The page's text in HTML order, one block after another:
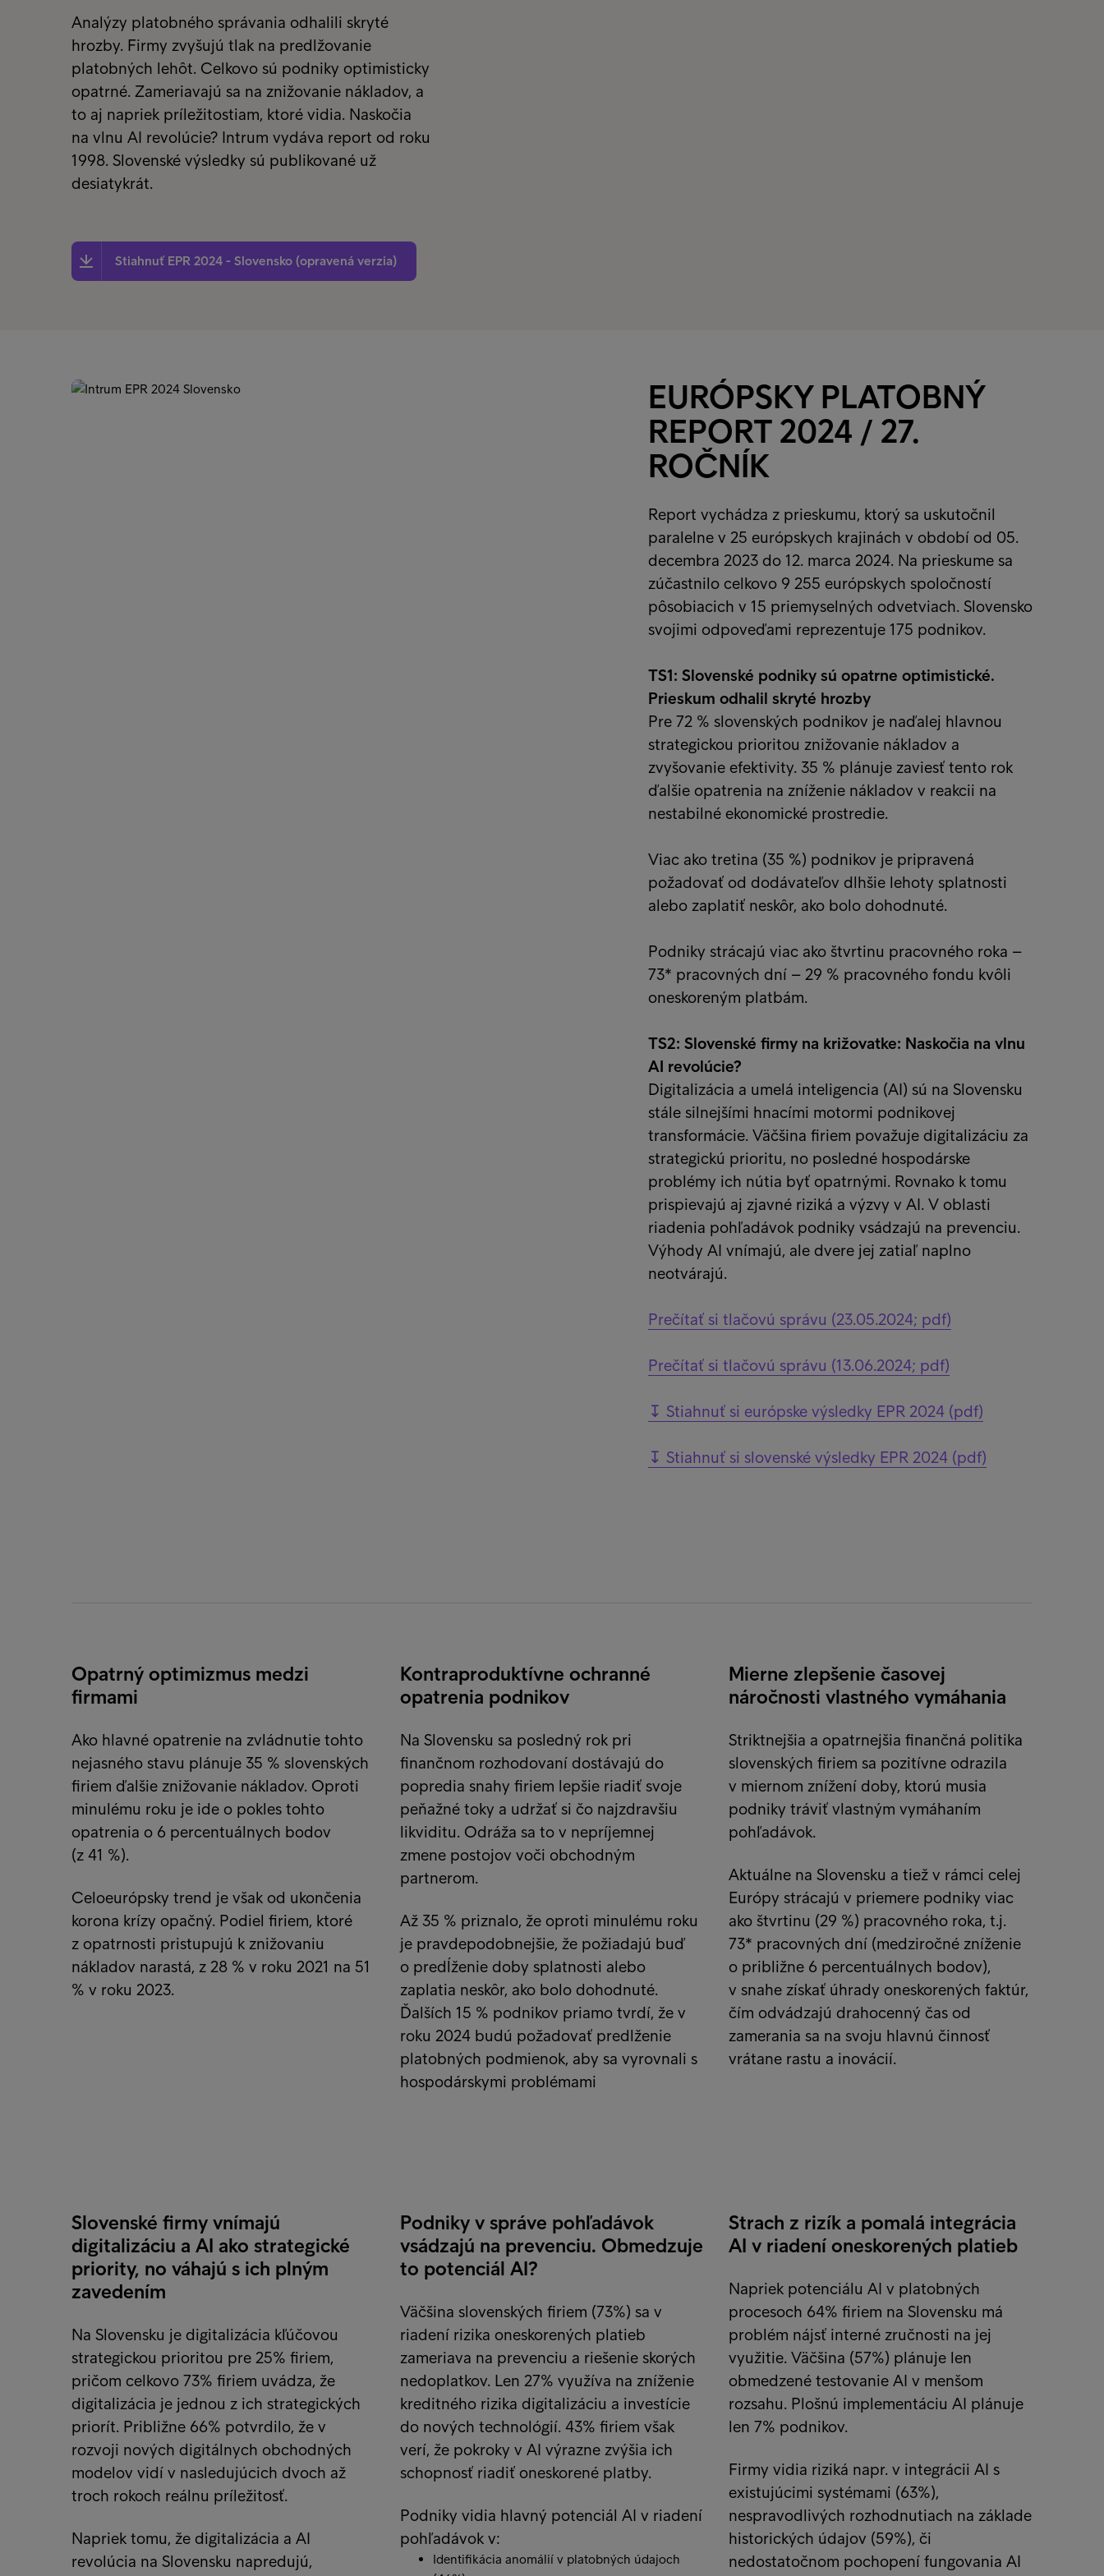
Analýzy platobného správania odhalili skryté
hrozby. Firmy zvyšujú tlak na predlžovanie
platobných lehôt. Celkovo sú podniky optimisticky
opatrné. Zameriavajú sa na znižovanie nákladov, a
to aj napriek príležitostiam, ktoré vidia. Naskočia
na vlnu AI revolúcie? Intrum vydáva report od roku
1998. Slovenské výsledky sú publikované už
desiatykrát.
Stiahnuť EPR 2024 - Slovensko (opravená verzia)
EURÓPSKY PLATOBNÝ
REPORT 2024 / 27.
ROČNÍK
Report vychádza z prieskumu, ktorý sa uskutočnil
paralelne v 25 európskych krajinách v období od 05.
decembra 2023 do 12. marca 2024. Na prieskume sa
zúčastnilo celkovo 9 255 európskych spoločností
pôsobiacich v 15 priemyselných odvetviach. Slovensko
svojimi odpoveďami reprezentuje 175 podnikov.
TS1: Slovenské podniky sú opatrne optimistické.
Prieskum odhalil skryté hrozby
Pre 72 % slovenských podnikov je naďalej hlavnou
strategickou prioritou znižovanie nákladov a
zvyšovanie efektivity. 35 % plánuje zaviesť tento rok
ďalšie opatrenia na zníženie nákladov v reakcii na
nestabilné ekonomické prostredie.
Viac ako tretina (35 %) podnikov je pripravená
požadovať od dodávateľov dlhšie lehoty splatnosti
alebo zaplatiť neskôr, ako bolo dohodnuté.
Podniky strácajú viac ako štvrtinu pracovného roka –
73* pracovných dní – 29 % pracovného fondu kvôli
oneskoreným platbám.
TS2: Slovenské firmy na križovatke: Naskočia na vlnu
AI revolúcie?
Digitalizácia a umelá inteligencia (AI) sú na Slovensku
stále silnejšími hnacími motormi podnikovej
transformácie. Väčšina firiem považuje digitalizáciu za
strategickú prioritu, no posledné hospodárske
problémy ich nútia byť opatrnými. Rovnako k tomu
prispievajú aj zjavné riziká a výzvy v AI. V oblasti
riadenia pohľadávok podniky vsádzajú na prevenciu.
Výhody AI vnímajú, ale dvere jej zatiaľ naplno
neotvárajú.
Prečítať si tlačovú správu (23.05.2024; pdf)
Prečítať si tlačovú správu (13.06.2024; pdf)
↧ Stiahnuť si európske výsledky EPR 2024 (pdf)
↧ Stiahnuť si slovenské výsledky EPR 2024 (pdf)
Opatrný optimizmus medzi
firmami
Ako hlavné opatrenie na zvládnutie tohto
nejasného stavu plánuje 35 % slovenských
firiem ďalšie znižovanie nákladov. Oproti
minulému roku je ide o pokles tohto
opatrenia o 6 percentuálnych bodov
(z 41 %).
Celoeurópsky trend je však od ukončenia
korona krízy opačný. Podiel firiem, ktoré
z opatrnosti pristupujú k znižovaniu
nákladov narastá, z 28 % v roku 2021 na 51
% v roku 2023.
Kontraproduktívne ochranné
opatrenia podnikov
Na Slovensku sa posledný rok pri
finančnom rozhodovaní dostávajú do
popredia snahy firiem lepšie riadiť svoje
peňažné toky a udržať si čo najzdravšiu
likviditu. Odráža sa to v nepríjemnej
zmene postojov voči obchodným
partnerom.
Až 35 % priznalo, že oproti minulému roku
je pravdepodobnejšie, že požiadajú buď
o predĺženie doby splatnosti alebo
zaplatia neskôr, ako bolo dohodnuté.
Ďalších 15 % podnikov priamo tvrdí, že v
roku 2024 budú požadovať predlženie
platobných podmienok, aby sa vyrovnali s
hospodárskymi problémami
Mierne zlepšenie časovej
náročnosti vlastného vymáhania
Striktnejšia a opatrnejšia finančná politika
slovenských firiem sa pozitívne odrazila
v miernom znížení doby, ktorú musia
podniky tráviť vlastným vymáhaním
pohľadávok.
Aktuálne na Slovensku a tiež v rámci celej
Európy strácajú v priemere podniky viac
ako štvrtinu (29 %) pracovného roka, t.j.
73* pracovných dní (medziročné zníženie
o približne 6 percentuálnych bodov),
v snahe získať úhrady oneskorených faktúr,
čím odvádzajú drahocenný čas od
zamerania sa na svoju hlavnú činnosť
vrátane rastu a inovácií.
Slovenské firmy vnímajú
digitalizáciu a AI ako strategické
priority, no váhajú s ich plným
zavedením
Na Slovensku je digitalizácia kľúčovou
strategickou prioritou pre 25% firiem,
pričom celkovo 73% firiem uvádza, že
digitalizácia je jednou z ich strategických
priorít. Približne 66% potvrdilo, že v
rozvoji nových digitálnych obchodných
modelov vidí v nasledujúcich dvoch až
troch rokoch reálnu príležitosť.
Napriek tomu, že digitalizácia a AI
revolúcia na Slovensku napredujú,
Podniky v správe pohľadávok
vsádzajú na prevenciu. Obmedzuje
to potenciál AI?
Väčšina slovenských firiem (73%) sa v
riadení rizika oneskorených platieb
zameriava na prevenciu a riešenie skorých
nedoplatkov. Len 27% využíva na zníženie
kreditného rizika digitalizáciu a investície
do nových technológií. 43% firiem však
verí, že pokroky v AI výrazne zvýšia ich
schopnosť riadiť oneskorené platby.
Podniky vidia hlavný potenciál AI v riadení
pohľadávok v:
Identifikácia anomálií v platobných údajoch
Strach z rizík a pomalá integrácia
AI v riadení oneskorených platieb
Napriek potenciálu AI v platobných
procesoch 64% firiem na Slovensku má
problém nájsť interné zručnosti na jej
využitie. Väčšina (57%) plánuje len
obmedzené testovanie AI v menšom
rozsahu. Plošnú implementáciu AI plánuje
len 7% podnikov.
Firmy vidia riziká napr. v integrácii AI s
existujúcimi systémami (63%),
nespravodlivých rozhodnutiach na základe
historických údajov (59%), či
nedostatočnom pochopení fungovania AI